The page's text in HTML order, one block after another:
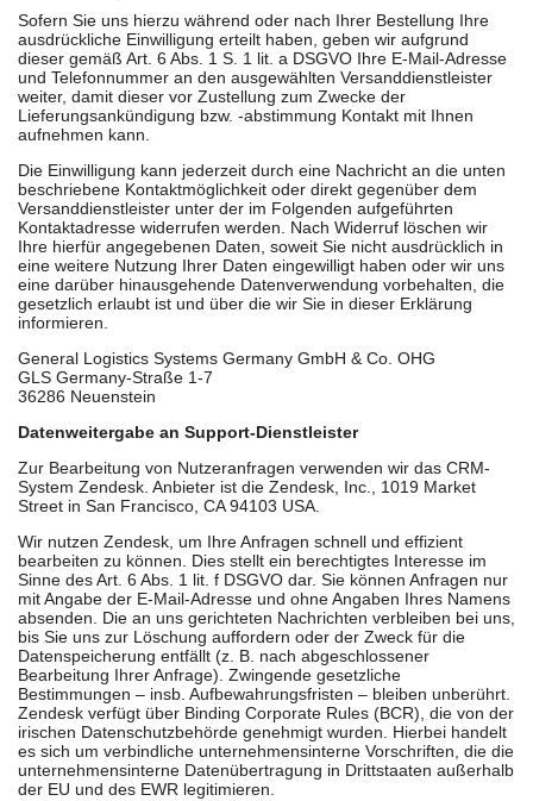
Sofern Sie uns hierzu während oder nach Ihrer Bestellung Ihre
ausdrückliche Einwilligung erteilt haben, geben wir aufgrund
dieser gemäß Art. 6 Abs. 1 S. 1 lit. a DSGVO Ihre E-Mail-Adresse
und Telefonnummer an den ausgewählten Versanddienstleister
weiter, damit dieser vor Zustellung zum Zwecke der
Lieferungsankündigung bzw. -abstimmung Kontakt mit Ihnen
aufnehmen kann.
Die Einwilligung kann jederzeit durch eine Nachricht an die unten
beschriebene Kontaktmöglichkeit oder direkt gegenüber dem
Versanddienstleister unter der im Folgenden aufgeführten
Kontaktadresse widerrufen werden. Nach Widerruf löschen wir
Ihre hierfür angegebenen Daten, soweit Sie nicht ausdrücklich in
eine weitere Nutzung Ihrer Daten eingewilligt haben oder wir uns
eine darüber hinausgehende Datenverwendung vorbehalten, die
gesetzlich erlaubt ist und über die wir Sie in dieser Erklärung
informieren.
General Logistics Systems Germany GmbH & Co. OHG
GLS Germany-Straße 1-7
36286 Neuenstein
Datenweitergabe an Support-Dienstleister
Zur Bearbeitung von Nutzeranfragen verwenden wir das CRM-
System Zendesk. Anbieter ist die Zendesk, Inc., 1019 Market
Street in San Francisco, CA 94103 USA.
Wir nutzen Zendesk, um Ihre Anfragen schnell und effizient
bearbeiten zu können. Dies stellt ein berechtigtes Interesse im
Sinne des Art. 6 Abs. 1 lit. f DSGVO dar. Sie können Anfragen nur
mit Angabe der E-Mail-Adresse und ohne Angaben Ihres Namens
absenden. Die an uns gerichteten Nachrichten verbleiben bei uns,
bis Sie uns zur Löschung auffordern oder der Zweck für die
Datenspeicherung entfällt (z. B. nach abgeschlossener
Bearbeitung Ihrer Anfrage). Zwingende gesetzliche
Bestimmungen – insb. Aufbewahrungsfristen – bleiben unberührt.
Zendesk verfügt über Binding Corporate Rules (BCR), die von der
irischen Datenschutzbehörde genehmigt wurden. Hierbei handelt
es sich um verbindliche unternehmensinterne Vorschriften, die die
unternehmensinterne Datenübertragung in Drittstaaten außerhalb
der EU und des EWR legitimieren.